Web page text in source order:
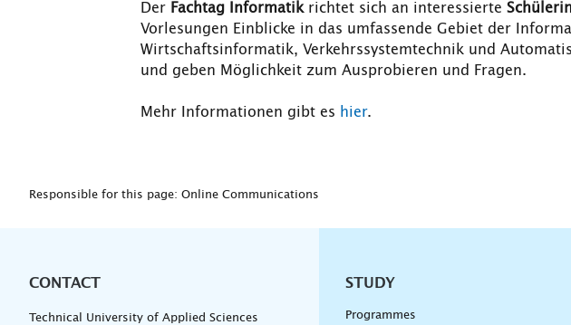
Der Fachtag Informatikrichtet sich an interessierte
Vorlesungen Einblicke in das umfassende Gebiet der
Wirtschaftsinformatik, Verkehrssystemtechnik und
und geben Möglichkeit zum Ausprobieren und Fragen.
Mehr Informationen gibt es hier.
Responsible for this page: Online Communications
CONTACT
Technical University of Applied Sciences
Unternavigation
STUDY
Programmes